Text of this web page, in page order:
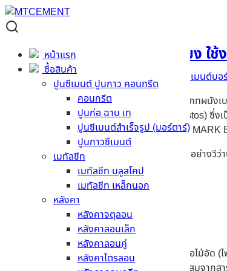
Skip
to
หน้าแรก
ซื้อสินค้า
ปูนซีเมนต์ ปูนกาว คอนกรีต
คอนกรีต
ปูนก่อ ฉาบ เท
ปูนซีเมนต์สำเร็จรูป (มอร์ตาร์)
ปูนกาวซีเมนต์
เมทัลชีท
เมทัลชีท บลูสโคป
เมทัลชีท เหล็กนอก
หลังคา
หลังคาจตุลอน
หลังคาลอนเล็ก
หลังคาลอนคู่
หลังคาไตรลอน
วีว่าบอร์ด ป้องกันไฟ ป้องกันเสียง ใ
21/10/202524/09/2025 Admin
ซีเมนต์บอ
วีว่าบอร์ด (Viva Board)เป็นวัสดุสังเคราะห์ประเภทผนั
ปราศจากสารก่อโรคอันตรายอย่าง ใยหิน (Asbestos) ซึ่ง
45001, มอก. 878-2566 และมาตรฐานยุโรป CE
ดังนั้นวันนี้เราจะมาเจาะกันไปที่คุณสมบัติของวัสดุอย่างวี
MTCement มาดูต่อกันได้เลย !
จากตัวส่วนผสมของวีว่าบอร์ด ที่มีส่วนผสมหลักคือไม้อัด
กันข้ามกับที่กล่าวมาอย่างสิ้นเชิง เนื่องจากส่วนผสมจา